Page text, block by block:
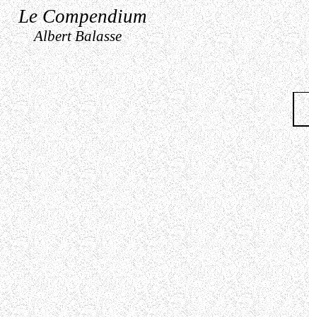
Le Compendium
Albert Balasse